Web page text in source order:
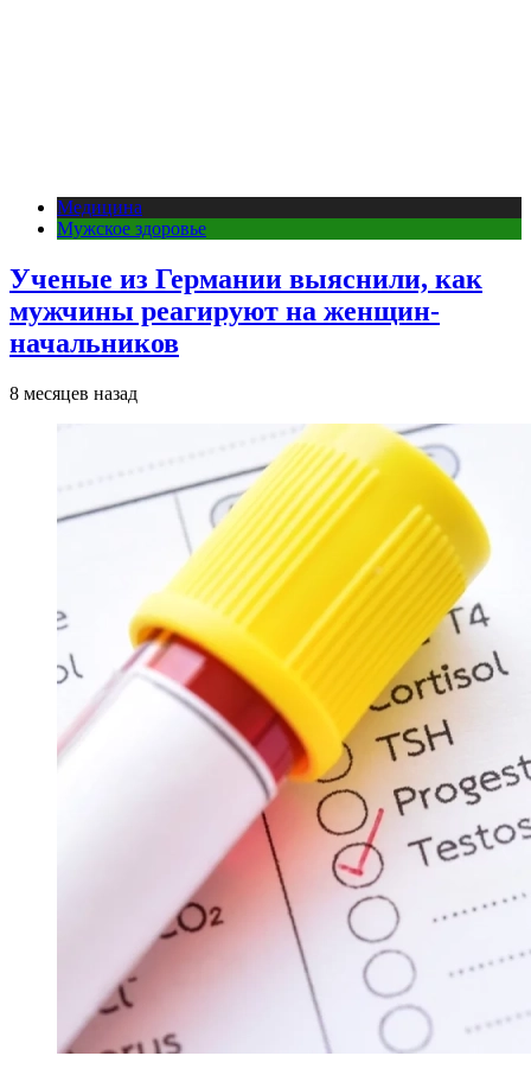
Медицина
Мужское здоровье
Ученые из Германии выяснили, как
мужчины реагируют на женщин-
начальников
8 месяцев назад